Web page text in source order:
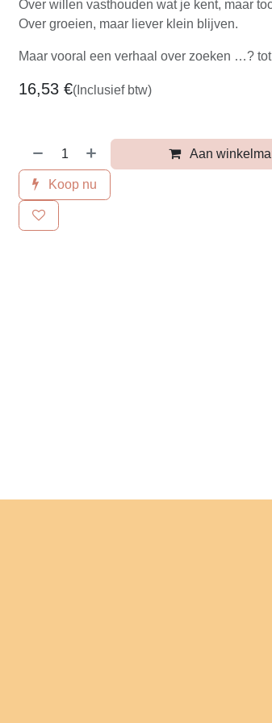
Over willen vasthouden wat je kent, maar
Over groeien, maar liever klein blijven.
Maar vooral een verhaal over zoeken …?
16,53 €(Inclusief btw)
Aan
Koop nu